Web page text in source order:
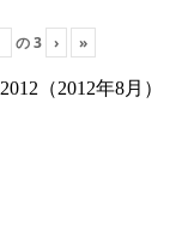
の3 › »
（2012年8月）